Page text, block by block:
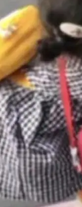
基
将
组
了一
，
，
业已
云模
着 AI
织
、
数据
，公
。
较...
人工
能在
能、
服
各行
逐
只是
下，
持
网关
治
管
在开
一。
。
D
他
多
共同
Se
Vin
一轮
补
无
位全
行
Linu
件工
载
万
下